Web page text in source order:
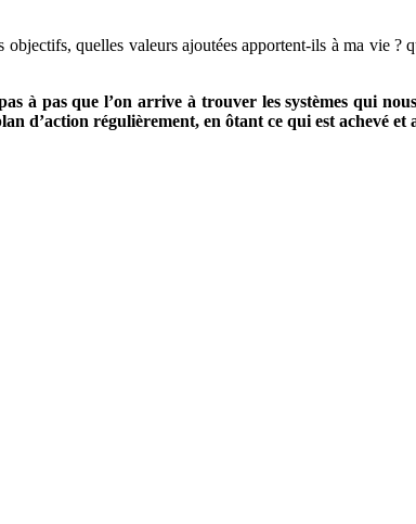
quelles valeurs ajoutées apportent-ils à ma vie ?
à pas que l’on arrive à trouver les systèmes qui
d’action régulièrement, en ôtant ce qui est achevé et